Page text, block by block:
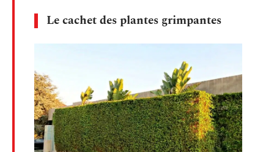
Le cachet des plantes grimpantes